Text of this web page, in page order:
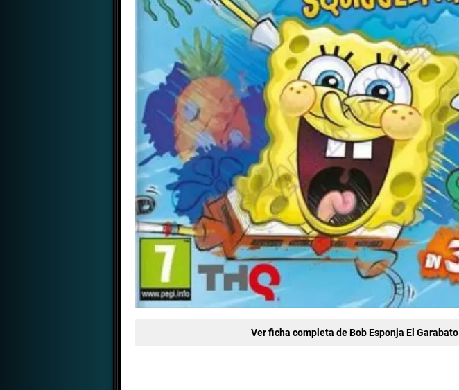
Ver ficha completa de Bob Esponja El Garabato